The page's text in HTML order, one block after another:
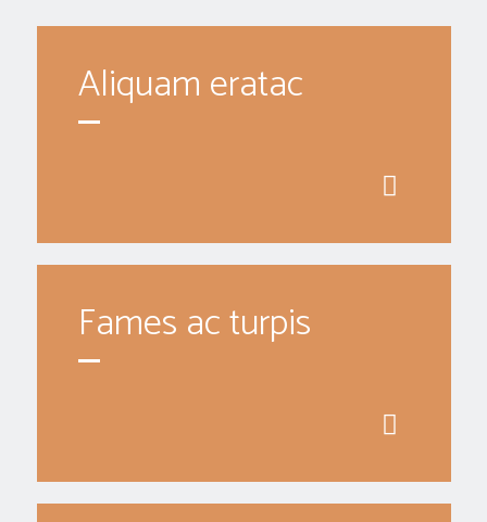
Aliquam eratac
Fames ac turpis